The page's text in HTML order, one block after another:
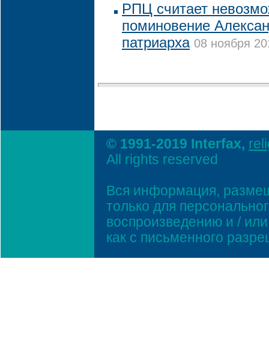
РПЦ считает
поминовение
патриарха 08 ноября
© 1991-2019 Interfax,
All rights reserved
Вся информация,
только для
воспроизведению и /
как с письменного